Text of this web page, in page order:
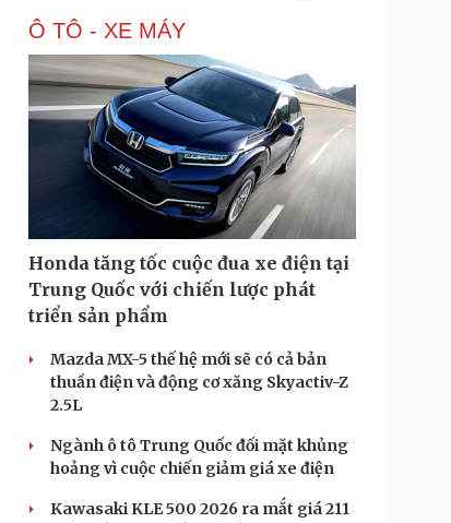
Ô TÔ - XE MÁY
Honda tăng tốc cuộc đua xe điện tại
Trung Quốc với chiến lược phát
triển sản phẩm
Mazda MX-5 thế hệ mới sẽ có cả bản
thuần điện và động cơ xăng Skyactiv-Z
2.5L
Ngành ô tô Trung Quốc đối mặt khủng
hoảng vì cuộc chiến giảm giá xe điện
Kawasaki KLE 500 2026 ra mắt giá 211